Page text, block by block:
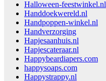
Halloween-feestwinkel.nl
Handdoekwereld.nl
Handpoppen-winkel.nl
Handverzorging
Hapjesaanhuis.nl
Hapjescateraar.nl
Happybeardiapers.com
happysoaps.com
Happystrappy.nl